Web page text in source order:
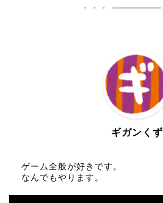
ギガンくず
ゲーム全般が好きです。
なんでもやります。